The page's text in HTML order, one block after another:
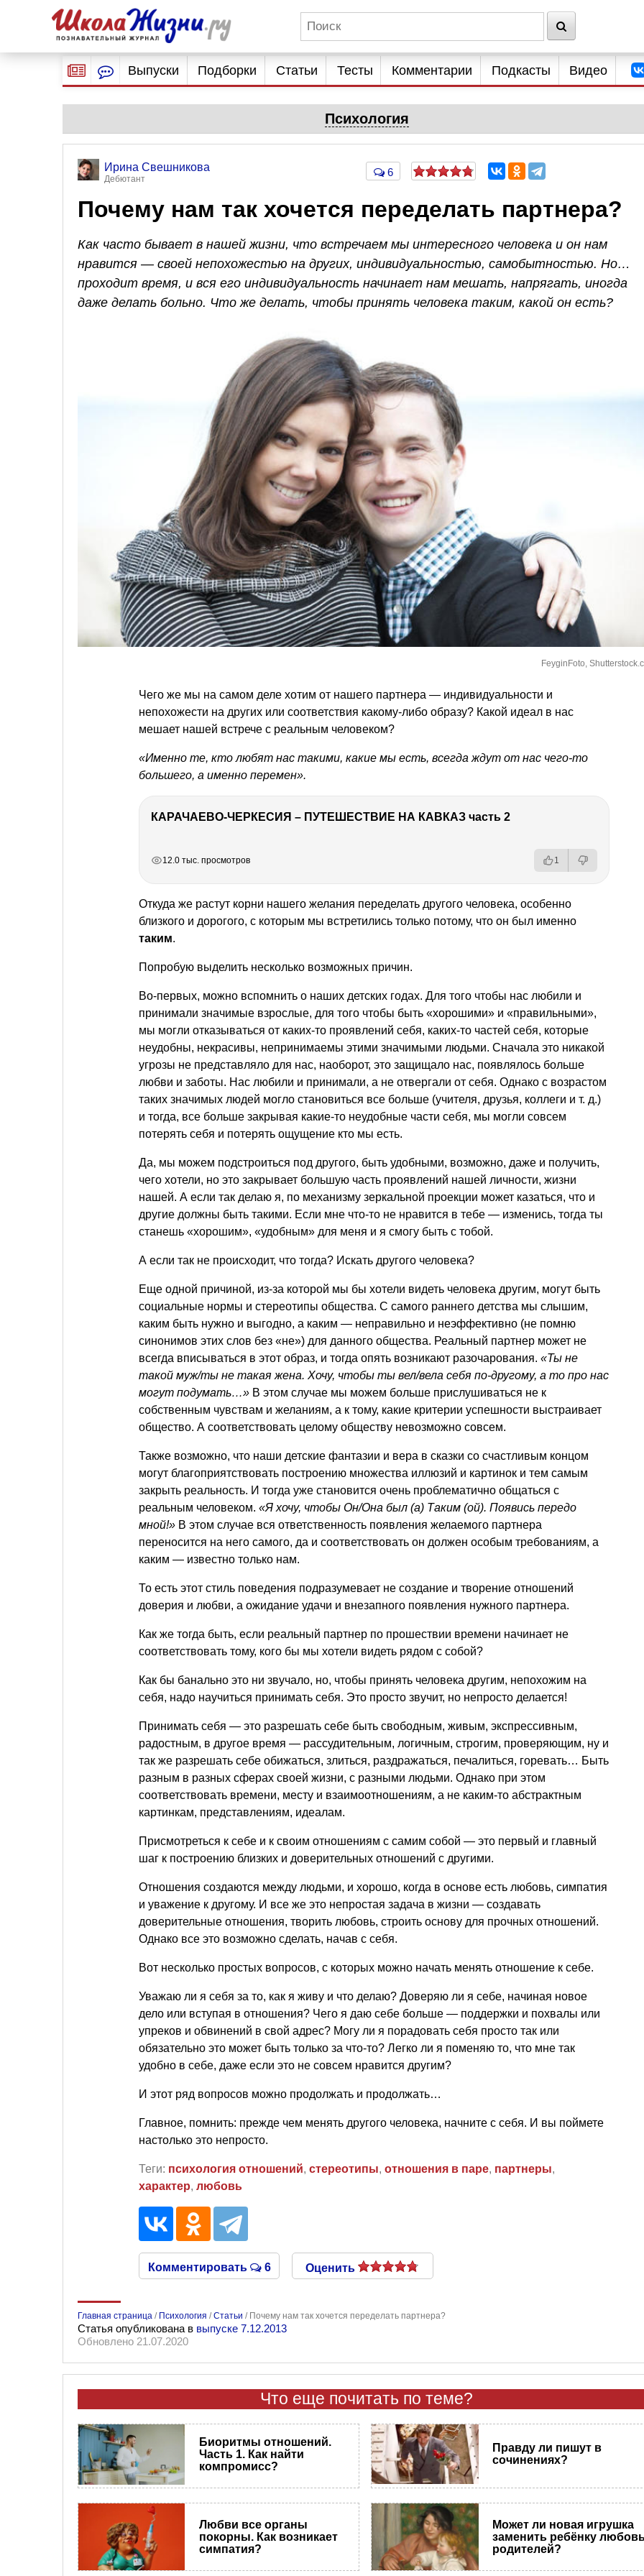
Выпуски Подборки Статьи Тесты Комментарии Подкасты Видео
Психология
Ирина Свешникова
Дебютант
6
Почему нам так хочется переделать партнера?
Как часто бывает в нашей жизни, что встречаем мы интересного человека и он нам
нравится — своей непохожестью на других, индивидуальностью, самобытностью. Но…
проходит время, и вся его индивидуальность начинает нам мешать, напрягать, иногда
даже делать больно. Что же делать, чтобы принять человека таким, какой он есть?
FeyginFoto,
Чего же мы на самом деле хотим от нашего партнера — индивидуальности и
непохожести на других или соответствия какому-либо образу? Какой идеал в нас
мешает нашей встрече с реальным человеком?
«Именно те, кто любят нас такими, какие мы есть, всегда ждут от нас чего-то
большего, а именно перемен».
КАРАЧАЕВО-ЧЕРКЕСИЯ – ПУТЕШЕСТВИЕ НА КАВКАЗ часть 2
12.0 тыс. просмотров 1
Откуда же растут корни нашего желания переделать другого человека, особенно
близкого и дорогого, с которым мы встретились только потому, что он был именно
таким.
Попробую выделить несколько возможных причин.
Во-первых, можно вспомнить о наших детских годах. Для того чтобы нас любили и
принимали значимые взрослые, для того чтобы быть «хорошими» и «правильными»,
мы могли отказываться от каких-то проявлений себя, каких-то частей себя, которые
неудобны, некрасивы, непринимаемы этими значимыми людьми. Сначала это никакой
угрозы не представляло для нас, наоборот, это защищало нас, появлялось больше
любви и заботы. Нас любили и принимали, а не отвергали от себя. Однако с возрастом
таких значимых людей могло становиться все больше (учителя, друзья, коллеги и т. д.)
и тогда, все больше закрывая какие-то неудобные части себя, мы могли совсем
потерять себя и потерять ощущение кто мы есть.
Да, мы можем подстроиться под другого, быть удобными, возможно, даже и получить,
чего хотели, но это закрывает большую часть проявлений нашей личности, жизни
нашей. А если так делаю я, по механизму зеркальной проекции может казаться, что и
другие должны быть такими. Если мне что-то не нравится в тебе — изменись, тогда ты
станешь «хорошим», «удобным» для меня и я смогу быть с тобой.
А если так не происходит, что тогда? Искать другого человека?
Еще одной причиной, из-за которой мы бы хотели видеть человека другим, могут быть
социальные нормы и стереотипы общества. С самого раннего детства мы слышим,
каким быть нужно и выгодно, а каким — неправильно и неэффективно (не помню
синонимов этих слов без «не») для данного общества. Реальный партнер может не
всегда вписываться в этот образ, и тогда опять возникают разочарования. «Ты не
такой муж/ты не такая жена. Хочу, чтобы ты вел/вела себя по-другому, а то про нас
могут подумать…» В этом случае мы можем больше прислушиваться не к
собственным чувствам и желаниям, а к тому, какие критерии успешности выстраивает
общество. А соответствовать целому обществу невозможно совсем.
Также возможно, что наши детские фантазии и вера в сказки со счастливым концом
могут благоприятствовать построению множества иллюзий и картинок и тем самым
закрыть реальность. И тогда уже становится очень проблематично общаться с
реальным человеком. «Я хочу, чтобы Он/Она был (а) Таким (ой). Появись передо
мной!» В этом случае вся ответственность появления желаемого партнера
переносится на него самого, да и соответствовать он должен особым требованиям, а
каким — известно только нам.
То есть этот стиль поведения подразумевает не создание и творение отношений
доверия и любви, а ожидание удачи и внезапного появления нужного партнера.
Как же тогда быть, если реальный партнер по прошествии времени начинает не
соответствовать тому, кого бы мы хотели видеть рядом с собой?
Как бы банально это ни звучало, но, чтобы принять человека другим, непохожим на
себя, надо научиться принимать себя. Это просто звучит, но непросто делается!
Принимать себя — это разрешать себе быть свободным, живым, экспрессивным,
радостным, в другое время — рассудительным, логичным, строгим, проверяющим, ну и
так же разрешать себе обижаться, злиться, раздражаться, печалиться, горевать… Быть
разным в разных сферах своей жизни, с разными людьми. Однако при этом
соответствовать времени, месту и взаимоотношениям, а не каким-то абстрактным
картинкам, представлениям, идеалам.
Присмотреться к себе и к своим отношениям с самим собой — это первый и главный
шаг к построению близких и доверительных отношений с другими.
Отношения создаются между людьми, и хорошо, когда в основе есть любовь, симпатия
и уважение к другому. И все же это непростая задача в жизни — создавать
доверительные отношения, творить любовь, строить основу для прочных отношений.
Однако все это возможно сделать, начав с себя.
Вот несколько простых вопросов, с которых можно начать менять отношение к себе.
Уважаю ли я себя за то, как я живу и что делаю? Доверяю ли я себе, начиная новое
дело или вступая в отношения? Чего я даю себе больше — поддержки и похвалы или
упреков и обвинений в свой адрес? Могу ли я порадовать себя просто так или
обязательно это может быть только за что-то? Легко ли я поменяю то, что мне так
удобно в себе, даже если это не совсем нравится другим?
И этот ряд вопросов можно продолжать и продолжать…
Главное, помнить: прежде чем менять другого человека, начните с себя. И вы поймете
настолько это непросто.
Теги: психология отношений, стереотипы, отношения в паре, партнеры,
характер, любовь
Комментировать 6 Оценить
Главная страница / Психология /Статьи / Почему нам так хочется переделать партнера?
Статья опубликована в выпуске 7.12.2013
Обновлено 21.07.2020
Что еще почитать по теме?
Биоритмы отношений.
Часть 1. Как найти
компромисс?
Правду ли пишут в
сочинениях?
Любви все органы
покорны. Как возникает
симпатия?
Может ли новая игрушка
заменить ребёнку
родителей?